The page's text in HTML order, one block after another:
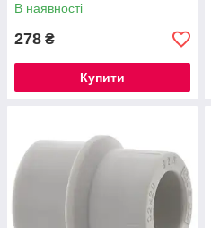
В наявності
278 ₴
Купити